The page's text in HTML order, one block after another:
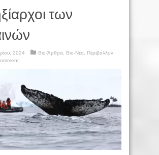
των
2024 Βιο-Άρθρα Βιο-Νέα
Περιβάλλον